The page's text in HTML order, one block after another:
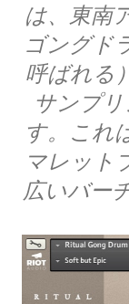
は、東南
ゴングド
呼ばれる
サンプ
す。これ
マレット
広いバー